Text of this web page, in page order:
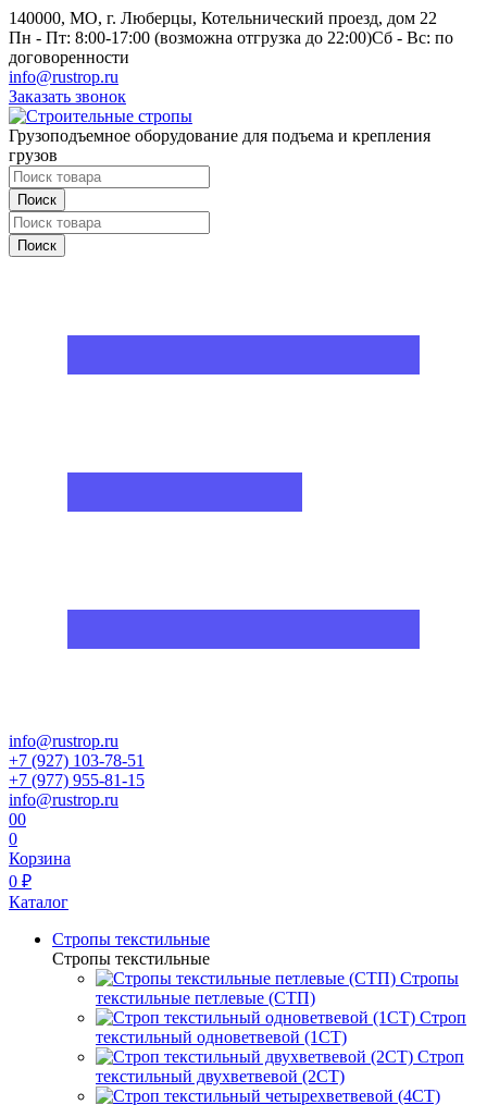
140000, МО, г. Люберцы, Котельнический проезд, дом 22
Пн - Пт: 8:00-17:00 (возможна отгрузка до 22:00)Сб - Вс: по
договоренности
info@rustrop.ru
Заказать звонок
Грузоподъемное оборудование для подъема и крепления
грузов
Поиск
Поиск
info@rustrop.ru
+7 (927) 103-78-51
+7 (977) 955-81-15
info@rustrop.ru
00
0
Корзина
0 ₽
Каталог
Стропы текстильные
Стропы текстильные
Стропы
текстильные петлевые (СТП)
Строп
текстильный одноветвевой (1СТ)
Строп
текстильный двухветвевой (2СТ)